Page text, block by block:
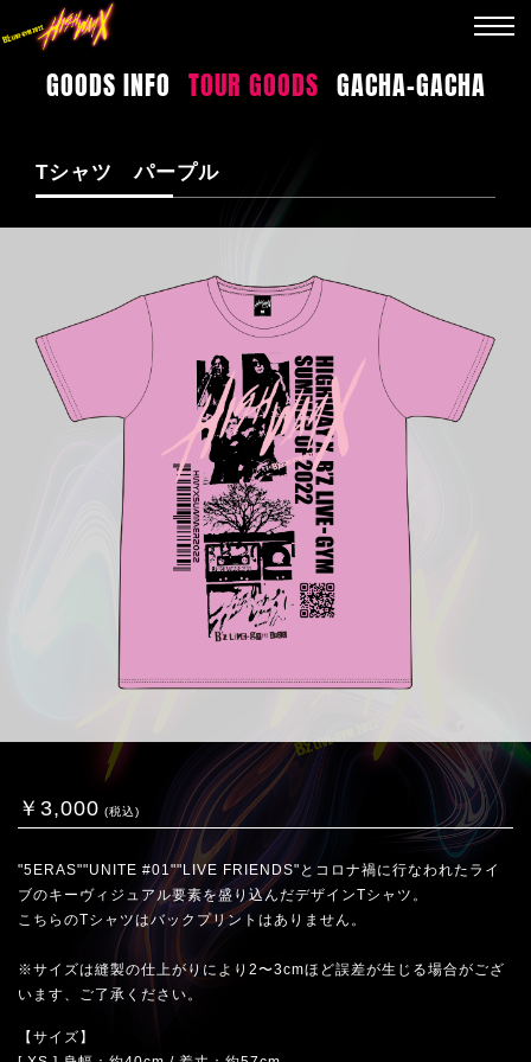
GOODS INFO TOUR GOODS GACHA-GACHA
Tシャツ パープル
￥3,000 (税込)
"5ERAS""UNITE #01""LIVE FRIENDS"とコロナ禍に行なわれたライ
ブのキーヴィジュアル要素を盛り込んだデザインTシャツ。
こちらのTシャツはバックプリントはありません。
※サイズは縫製の仕上がりにより2〜3cmほど誤差が生じる場合がござ
います、ご了承ください。
【サイズ】